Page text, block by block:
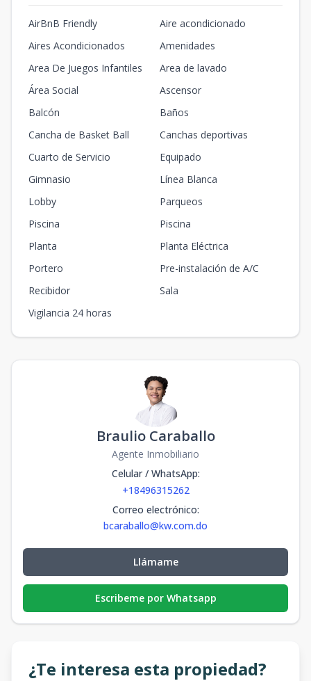
AirBnB Friendly
Aire acondicionado
Aires Acondicionados
Amenidades
Area De Juegos Infantiles
Area de lavado
Área Social
Ascensor
Balcón
Baños
Cancha de Basket Ball
Canchas deportivas
Cuarto de Servicio
Equipado
Gimnasio
Línea Blanca
Lobby
Parqueos
Piscina
Piscina
Planta
Planta Eléctrica
Portero
Pre-instalación de A/C
Recibidor
Sala
Vigilancia 24 horas
Braulio Caraballo
Agente Inmobiliario
Celular / WhatsApp:
+18496315262
Correo electrónico:
bcaraballo@kw.com.do
Llámame
Escribeme por Whatsapp
¿Te interesa esta propiedad?